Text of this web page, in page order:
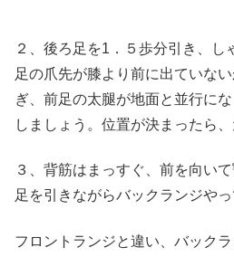
２、後ろ足を1．５歩分引き、し
足の爪先が膝より前に出ていな
ぎ、前足の太腿が地面と並行に
しましょう。位置が決まったら、
３、背筋はまっすぐ、前を向い
足を引きながらバックランジやっ
フロントランジと違い、バック